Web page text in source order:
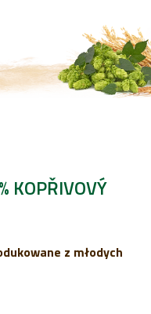
KOPŘIVOVÝ
z młodych